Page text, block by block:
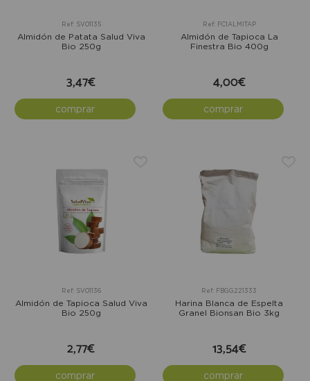
Ref: SV01135
Almidón de Patata Salud Viva
Bio 250g
3,47€
comprar
Ref: FC1ALMITAP
Almidón de Tapioca La
Finestra Bio 400g
4,00€
comprar
Ref: SV01136
Almidón de Tapioca Salud Viva
Bio 250g
2,77€
comprar
Ref: FBGG221333
Harina Blanca de Espelta
Granel Bionsan Bio 3kg
13,54€
comprar